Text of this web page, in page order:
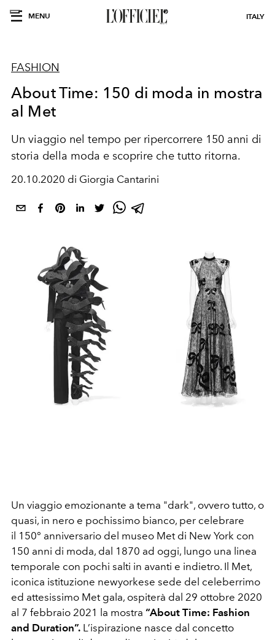
MENU ITALY
FASHION
About Time: 150 di moda in mostra
al Met
Un viaggio nel tempo per ripercorrere 150 anni di
storia della moda e scoprire che tutto ritorna.
20.10.2020 di Giorgia Cantarini
Un viaggio emozionante a tema "dark", ovvero tutto, o
quasi, in nero e pochissimo bianco, per celebrare
il 150° anniversario del museo Met di New York con
150 anni di moda, dal 1870 ad oggi, lungo una linea
temporale con pochi salti in avanti e indietro. Il Met,
iconica istituzione newyorkese sede del celeberrimo
ed attesissimo Met gala, ospiterà dal 29 ottobre 2020
al 7 febbraio 2021 la mostra “About Time: Fashion
and Duration”. L’ispirazione nasce dal concetto